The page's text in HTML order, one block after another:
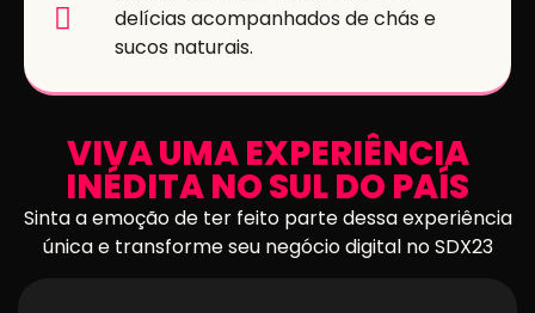
delícias acompanhados de chás e
sucos naturais.
VIVA UMA EXPERIÊNCIA
INÉDITA NO SUL DO PAÍS
Sinta a emoção de ter feito parte dessa experiência
única e transforme seu negócio digital no SDX23